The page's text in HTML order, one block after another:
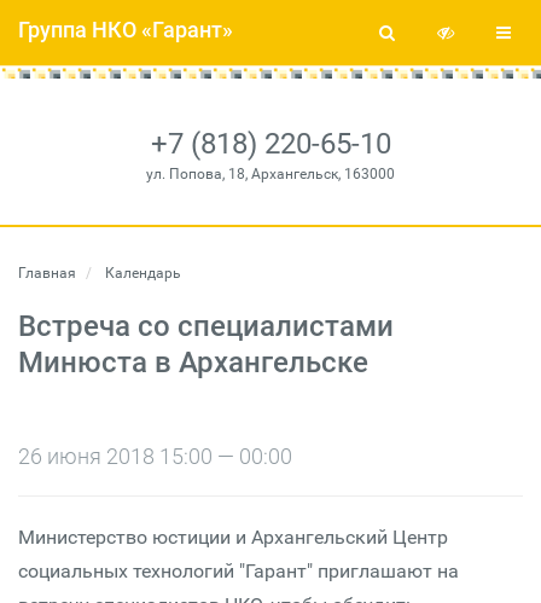
+7 (818) 220-65-10
ул. Попова, 18, Архангельск, 163000
Группа НКО «Гарант»
Главная Календарь
Встреча со специалистами
Минюста в Архангельске
26 июня 2018 15:00 — 00:00
Министерство юстиции и Архангельский Центр
социальных технологий "Гарант" приглашают на